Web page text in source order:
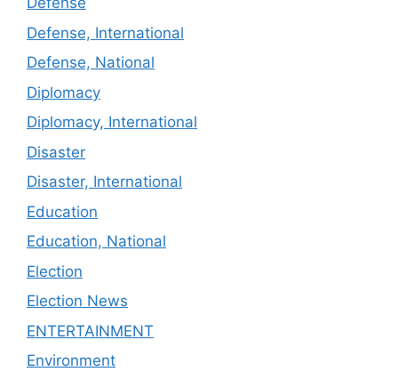
Defense, International
Defense, National
Diplomacy
Diplomacy, International
Disaster
Disaster, International
Education
Education, National
Election
Election News
ENTERTAINMENT
Environment